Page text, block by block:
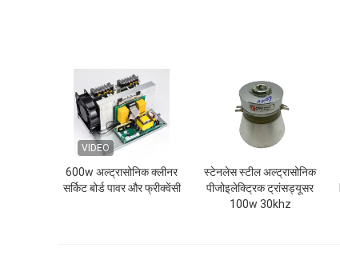
VIDEO
600w अल्ट्रासोनिक क्लीनर
सर्किट बोर्ड पावर और फ्रीक्वेंसी
स्टेनलेस स्टील अल्ट्रासोनिक
पीजोइलेक्ट्रिक ट्रांसड्यूसर
100w 30khz